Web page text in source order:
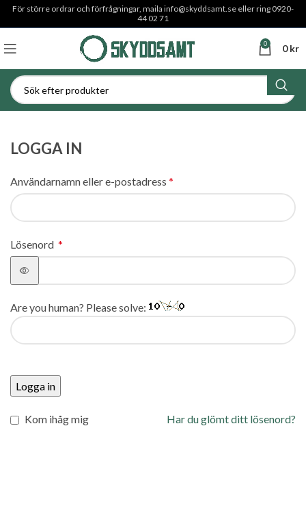
För större ordrar och förfrågningar, maila info@skyddsamt.se eller ring 0920-
44 02 71
0 0kr
LOGGA IN
Användarnamn eller e-postadress *
Lösenord *
Are you human? Please solve:
Logga in
Har du glömt ditt lösenord?
Kom ihåg mig